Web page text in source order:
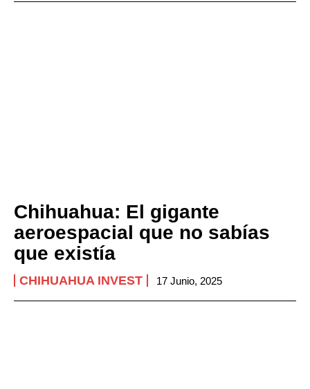
Chihuahua: El gigante
aeroespacial que no sabías
que existía
CHIHUAHUA INVEST 17 Junio, 2025